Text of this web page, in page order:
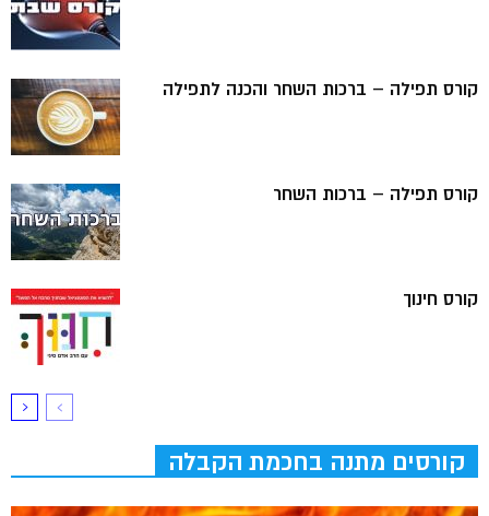
קורס תפילה – ברכות השחר והכנה לתפילה
קורס תפילה – ברכות השחר
קורס חינוך
קורסים מתנה בחכמת הקבלה